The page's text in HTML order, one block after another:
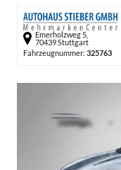
Emerholzweg 5,
70439 Stuttgart
Fahrzeugnummer: 325763